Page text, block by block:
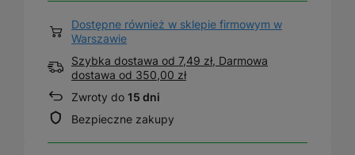
Dostępne również w sklepie firmowym w
Warszawie
Szybka dostawa od 7,49 zł, Darmowa
dostawa od 350,00 zł
Zwroty do 15 dni
Bezpieczne zakupy